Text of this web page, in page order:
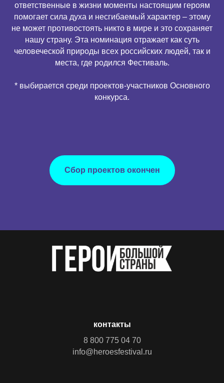
ответственные в жизни моменты настоящим героям
помогает сила духа и несгибаемый характер – этому
не может противостоять никто в мире и это сохраняет
нашу страну. Эта номинация отражает как суть
человеческой природы всех российских людей, так и
места, где родился Фестиваль.
* выбирается среди проектов-участников Основного
конкурса.
Сбор проектов окончен
8 800 775 04 70
info@heroesfestival.ru
контакты